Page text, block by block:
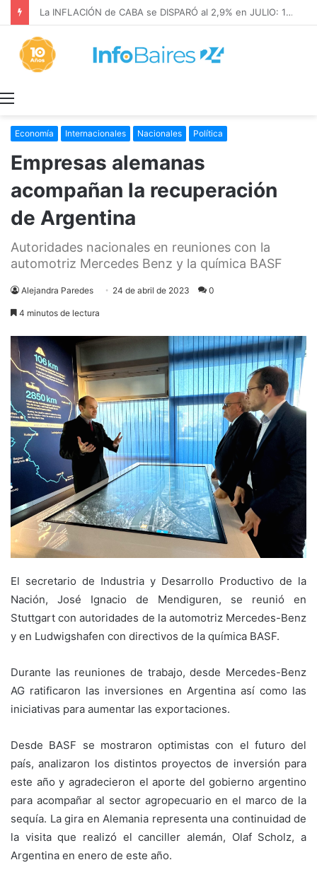
La INFLACIÓN de CABA se DISPARÓ al 2,9% en JULIO: 19,4% en 2026
Economía Internacionales Nacionales Política
Empresas alemanas
acompañan la recuperación
de Argentina
Autoridades nacionales en reuniones con la
automotriz Mercedes Benz y la química BASF
Alejandra Paredes 24 de abril de 2023 0
4 minutos de lectura
El secretario de Industria y Desarrollo Productivo de la
Nación, José Ignacio de Mendiguren, se reunió en
Stuttgart con autoridades de la automotriz Mercedes-Benz
y en Ludwigshafen con directivos de la química BASF.
Durante las reuniones de trabajo, desde Mercedes-Benz
AG ratificaron las inversiones en Argentina así como las
iniciativas para aumentar las exportaciones.
Desde BASF se mostraron optimistas con el futuro del
país, analizaron los distintos proyectos de inversión para
este año y agradecieron el aporte del gobierno argentino
para acompañar al sector agropecuario en el marco de la
sequía. La gira en Alemania representa una continuidad de
la visita que realizó el canciller alemán, Olaf Scholz, a
Argentina en enero de este año.